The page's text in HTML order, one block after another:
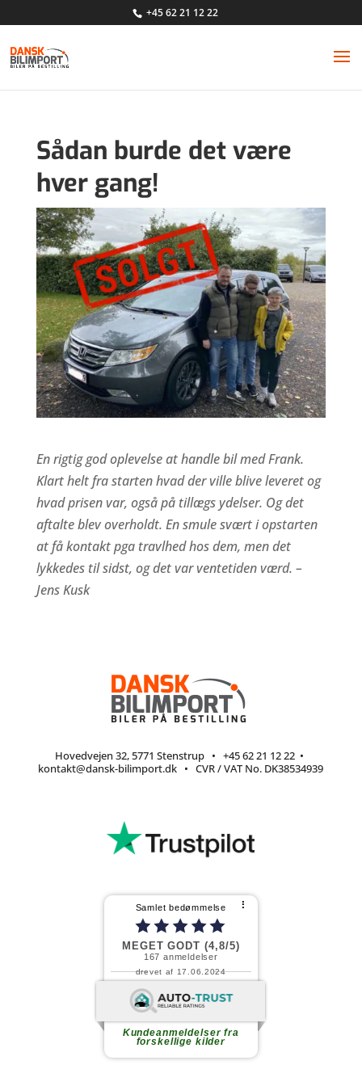
+45 62 21 12 22
Sådan burde det være
hver gang!
En rigtig god oplevelse at handle bil med Frank.
Klart helt fra starten hvad der ville blive leveret og
hvad prisen var, også på tillægs ydelser. Og det
aftalte blev overholdt. En smule svært i opstarten
at få kontakt pga travlhed hos dem, men det
lykkedes til sidst, og det var ventetiden værd. –
Jens Kusk
Hovedvejen 32, 5771 Stenstrup •+45 62 21 12 22 •
kontakt@dansk-bilimport.dk • CVR / VAT No. DK38534939
Samlet bedømmelse ⠇
MEGET GODT (4,8/5)
167anmeldelser
drevet af 17.06.2024
Kundeanmeldelser fra
forskellige kilder
Fortsæt med at læse